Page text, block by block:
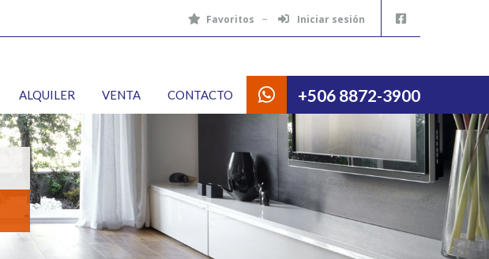
Favoritos Iniciar sesión
+506 8872-3900
ALQUILER VENTA CONTACTO